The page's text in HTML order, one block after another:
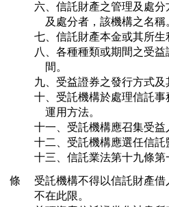
六、信託財產之管理及處
及處分者，該機構之名稱
七、信託財產本金或其所
八、各種種類或期間之受
    間。
九、受益證券之發行方式
十、受託機構於處理信託
    運用方法。
十一、受託機構應召集受
十二、受託機構應選任信
條
受託機構不得以信託財產
不在此限。